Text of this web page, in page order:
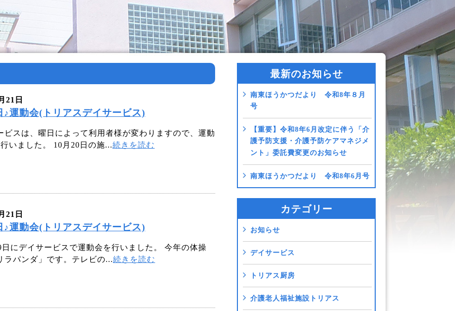
21日
♪運動会(トリアスデイサービス)
スは、曜日によって利用者様が変わりますので、運動
いました。 10月20日の施...続きを読む
21日
♪運動会(トリアスデイサービス)
にデイサービスで運動会を行いました。 今年の体操
ラパンダ」です。テレビの...続きを読む
最新のお知らせ
南東ほうかつだより 令和8年８月
号
【重要】令和8年6月改定に伴う「介
護予防支援・介護予防ケアマネジメ
ント」委託費変更のお知らせ
南東ほうかつだより 令和8年6月号
カテゴリー
お知らせ
デイサービス
トリアス厨房
介護老人福祉施設トリアス